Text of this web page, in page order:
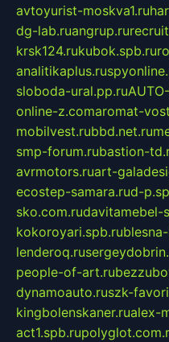
avtoyurist-moskva1.ru
dg-lab.ruangrup.ru
krsk124.rukubok.spb.ru
analitikaplus.ru
sloboda-ural.pp.ru
online-z.comaromat-
mobilvest.rubbd.net.ru
smp-forum.rubastion-
avrmotors.ruart-
ecostep-samara.rud-
sko.com.rudavitamebel-
kokoroyari.spb.ru
lenderoq.ru
people-of-art.ru
dynamoauto.ruszk-
kingbolenskaner.rualex-
act1.spb.ru